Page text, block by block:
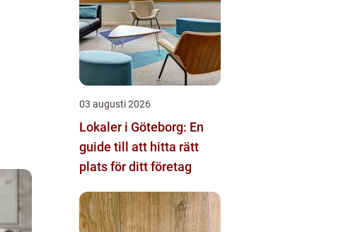
03 augusti 2026
Lokaler i Göteborg: En
guide till att hitta rätt
plats för ditt företag